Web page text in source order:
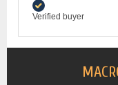
Verified buyer